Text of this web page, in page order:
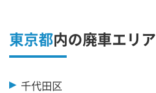
東京都内の廃車エリア
千代田区